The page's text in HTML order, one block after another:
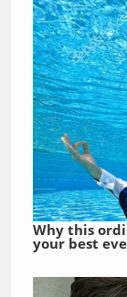
Why this
your best